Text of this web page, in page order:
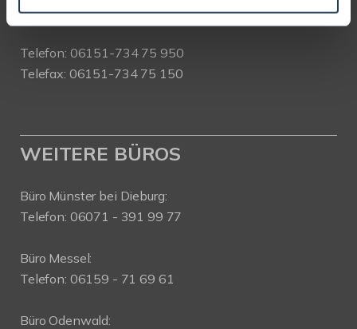
Sa. + So. nach Vereinbarung
Telefon: 06151-734 75 950
Telefax: 06151-734 75 150
WEITERE BÜROS
Büro Münster bei Dieburg:
Telefon: 06071 - 391 99 77
Büro Messel:
Telefon: 06159 - 71 69 61
Büro Odenwald: